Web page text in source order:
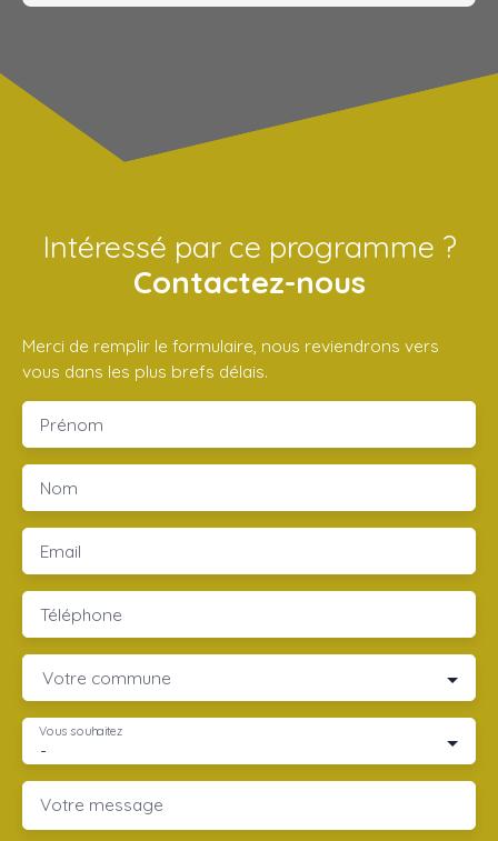
Intéressé par ce programme ?
Contactez-nous
Merci de remplir le formulaire, nous reviendrons vers
vous dans les plus brefs délais.
Prénom
Nom
Email
Téléphone
Votre commune
-
Vous souhaitez
Votre message